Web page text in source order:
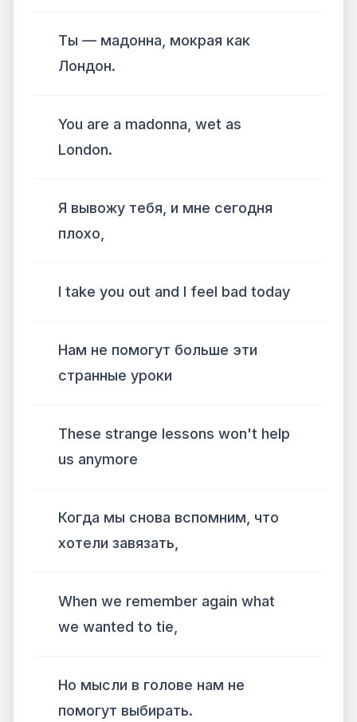
Ты — мадонна, мокрая как
Лондон.
You are a madonna, wet as
London.
Я вывожу тебя, и мне сегодня
плохо,
I take you out and I feel bad today
Нам не помогут больше эти
странные уроки
These strange lessons won't help
us anymore
Когда мы снова вспомним, что
хотели завязать,
When we remember again what
we wanted to tie,
Но мысли в голове нам не
помогут выбирать.